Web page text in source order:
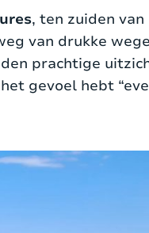
, ten zuiden
van drukke
prachtige
gevoel hebt